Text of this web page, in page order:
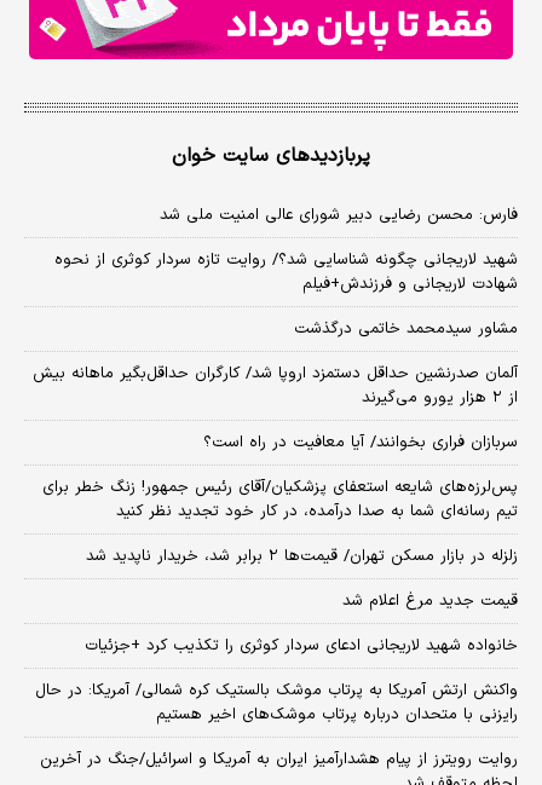
پربازدیدهای سایت خوان
فارس: محسن رضایی دبیر شورای عالی امنیت ملی شد
شهید لاریجانی چگونه شناسایی شد؟/ روایت تازه سردار کوثری از نحوه
شهادت لاریجانی و فرزندش+فیلم
مشاور سیدمحمد خاتمی درگذشت
آلمان صدرنشین حداقل دستمزد اروپا شد/ کارگران حداقل‌بگیر ماهانه بیش
از ۲ هزار یورو می‌گیرند
سربازان فراری بخوانند/ آیا معافیت در راه است؟
پس‌لرزه‌های شایعه استعفای پزشکیان/آقای رئیس جمهور! زنگ خطر برای
تیم رسانه‌ای شما به صدا درآمده، در کار خود تجدید نظر کنید
زلزله در بازار مسکن تهران/ قیمت‌ها ۲ برابر شد، خریدار ناپدید شد
قیمت جدید مرغ اعلام شد
خانواده شهید لاریجانی ادعای سردار کوثری را تکذیب کرد +جزئیات
واکنش ارتش آمریکا به پرتاب موشک بالستیک کره شمالی/ آمریکا: در حال
رایزنی با متحدان درباره پرتاب موشک‌های اخیر هستیم
روایت رویترز از پیام هشدارآمیز ایران به آمریکا و اسرائیل/جنگ در آخرین